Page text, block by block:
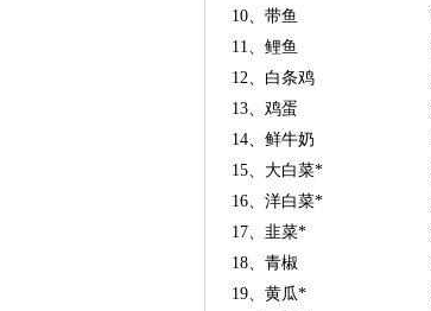
10、带鱼
11、鲤鱼
12、白条鸡
13、鸡蛋
14、鲜牛奶
15、大白菜*
16、洋白菜*
17、韭菜*
18、青椒
19、黄瓜*